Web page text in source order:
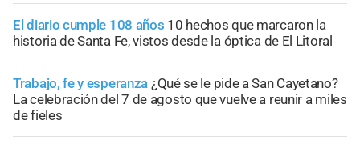
El diario cumple 108 años 10 hechos que marcaron la
historia de Santa Fe, vistos desde la óptica de El Litoral
Trabajo, fe y esperanza ¿Qué se le pide a San Cayetano?
La celebración del 7 de agosto que vuelve a reunir a miles
de fieles